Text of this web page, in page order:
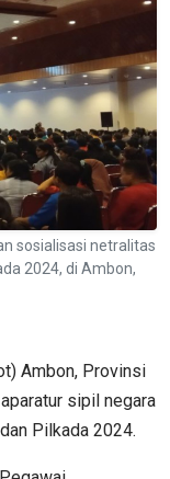
sosialisasi netralitas
2024, di Ambon,
Ambon, Provinsi
sipil negara
Pilkada 2024.